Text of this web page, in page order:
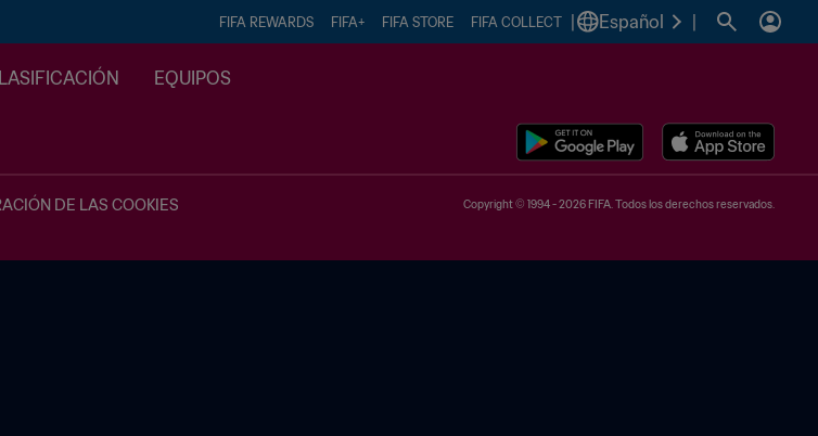
FIFA REWARDS FIFA+ FIFA STORE FIFA COLLECT Español
EQUIPOS
DE LAS COOKIES Copyright © 1994 - 2026 FIFA. Todos los derechos reservados.